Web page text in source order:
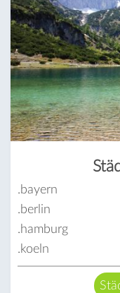
.bayern
.berlin
.hamburg
.koeln